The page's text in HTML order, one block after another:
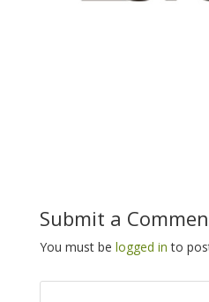
Submit a
You must be logged in to